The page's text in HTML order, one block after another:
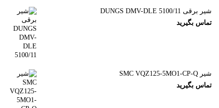
شیر برقی DUNGS DMV-DLE 5100/11
تماس بگیرید
شیر SMC VQZ125-5MO1-CP-Q
تماس بگیرید